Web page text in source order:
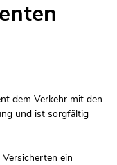
dem Verkehr mit den
und ist sorgfältig
ein